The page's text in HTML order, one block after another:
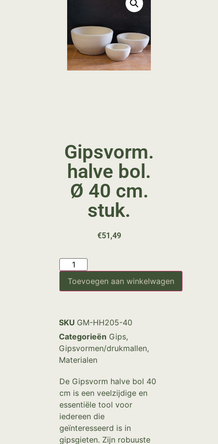
Gipsvorm.
halve bol.
Ø 40 cm.
stuk.
€51,49
Toevoegen aan winkelwagen
SKU GM-HH205-40
Categorieën Gips,
Gipsvormen/drukmallen,
Materialen
De Gipsvorm halve bol 40
cm is een veelzijdige en
essentiële tool voor
iedereen die
geïnteresseerd is in
gipsgieten. Zijn robuuste